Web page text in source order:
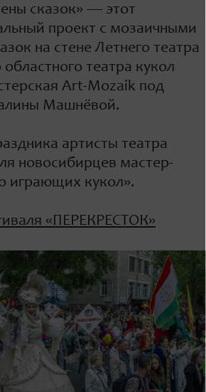
сказок» — этот
проект с мозаичными
на стене Летнего театра
театра кукол
Art-Mozaik под
Машнёвой.
артисты театра
новосибирцев мастер-
играющих кукол».
«ПЕРЕКРЕСТОК»